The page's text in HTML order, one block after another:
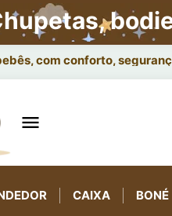
com conforto,

CAIXA BONÉ